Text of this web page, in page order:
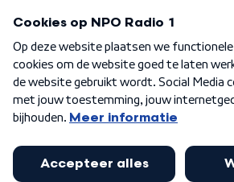
Algemene voorwaarden Privacybeleid